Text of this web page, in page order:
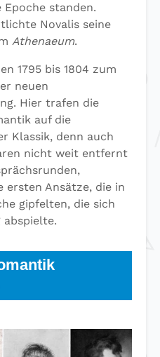
standen.
Novalis seine
Athenaeum.
1795 bis 1804 zum
neuen
Hier trafen die
auf die
Klassik, denn auch
nicht weit entfernt
ersten Ansätze, die in
gipfelten, die sich
abspielte.